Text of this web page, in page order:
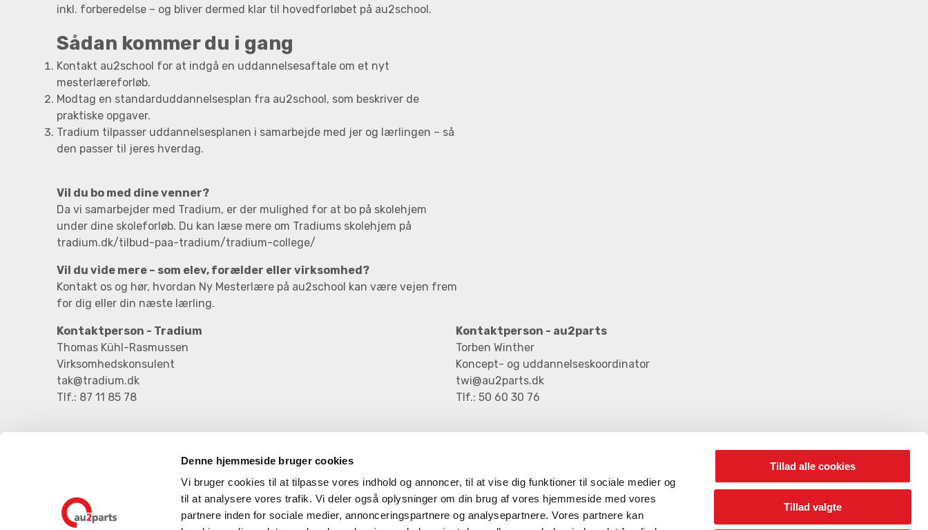
Denne hjemmeside bruger cookies
Vi bruger cookies til at tilpasse vores indhold og annoncer, til at vise dig funktioner til sociale medier og
til at analysere vores trafik. Vi deler også oplysninger om din brug af vores hjemmeside med vores
partnere inden for sociale medier, annonceringspartnere og analysepartnere. Vores partnere kan
Tillad alle cookies
Tillad valgte
inkl. forberedelse – og bliver dermed klar til hovedforløbet på au2school.
Sådan kommer du i gang
Kontakt au2school for at indgå en uddannelsesaftale om et nyt
mesterlæreforløb.
Modtag en standarduddannelsesplan fra au2school, som beskriver de
praktiske opgaver.
Tradium tilpasser uddannelsesplanen i samarbejde med jer og lærlingen – så
den passer til jeres hverdag.
Vil du bo med dine venner?
Da vi samarbejder med Tradium, er der mulighed for at bo på skolehjem
under dine skoleforløb. Du kan læse mere om Tradiums skolehjem på
tradium.dk/tilbud-paa-tradium/tradium-college/
Vil du vide mere – som elev, forælder eller virksomhed?
Kontakt os og hør, hvordan Ny Mesterlære på au2school kan være vejen frem
for dig eller din næste lærling.
Kontaktperson - Tradium
Thomas Kühl-Rasmussen
Virksomhedskonsulent
tak@tradium.dk
Tlf.: 87 11 85 78
Kontaktperson - au2parts
Torben Winther
Koncept- og uddannelseskoordinator
twi@au2parts.dk
Tlf.: 50 60 30 76